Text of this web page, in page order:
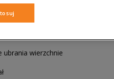
męską na
ubrania wierzchnie